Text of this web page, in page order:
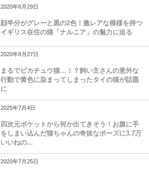
2020年6月29日
顔半分がグレーと黒の2色！激レアな模様を持つ
イギリス在住の猫「ナルニア」の魅力に迫る
2020年8月27日
まるでピカチュウ猫…！？飼い主さんの意外な
行動で黄色に染まってしまったタイの猫が話題
に
2025年7月4日
四次元ポケットから何か出てきそう！お腹に手
をしまい込んだ猫ちゃんの奇抜なポーズに3.7万
いいねの...
2020年7月25日